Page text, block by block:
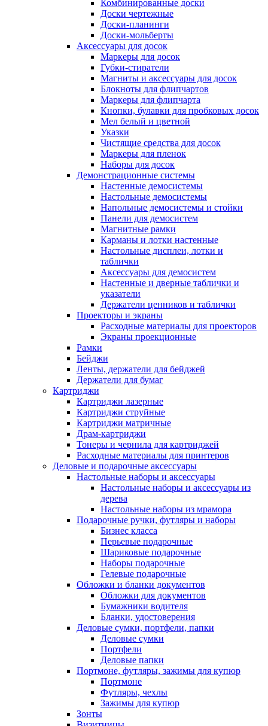
Комбинированные доски
Доски чертежные
Доски-планинги
Доски-мольберты
Аксессуары для досок
Маркеры для досок
Губки-стиратели
Магниты и аксессуары для досок
Блокноты для флипчартов
Маркеры для флипчарта
Кнопки, булавки для пробковых досок
Мел белый и цветной
Указки
Чистящие средства для досок
Маркеры для пленок
Наборы для досок
Демонстрационные системы
Настенные демосистемы
Настольные демосистемы
Напольные демосистемы и стойки
Панели для демосистем
Магнитные рамки
Карманы и лотки настенные
Настольные дисплеи, лотки и
таблички
Аксессуары для демосистем
Настенные и дверные таблички и
указатели
Держатели ценников и таблички
Проекторы и экраны
Расходные материалы для проекторов
Экраны проекционные
Рамки
Бейджи
Ленты, держатели для бейджей
Держатели для бумаг
Картриджи
Картриджи лазерные
Картриджи струйные
Картриджи матричные
Драм-картриджи
Тонеры и чернила для картриджей
Расходные материалы для принтеров
Деловые и подарочные аксессуары
Настольные наборы и аксессуары
Настольные наборы и аксессуары из
дерева
Настольные наборы из мрамора
Подарочные ручки, футляры и наборы
Бизнес класса
Перьевые подарочные
Шариковые подарочные
Наборы подарочные
Гелевые подарочные
Обложки и бланки документов
Обложки для документов
Бумажники водителя
Бланки, удостоверения
Деловые сумки, портфели, папки
Деловые сумки
Портфели
Деловые папки
Портмоне, футляры, зажимы для купюр
Портмоне
Футляры, чехлы
Зажимы для купюр
Зонты